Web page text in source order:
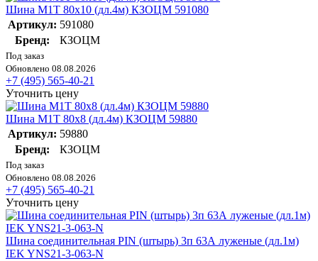
Шина М1Т 80х10 (дл.4м) КЗОЦМ 591080
Артикул: 591080
Бренд:
КЗОЦМ
Под заказ
Обновлено 08.08.2026
+7 (495) 565-40-21
Уточнить цену
Шина М1Т 80х8 (дл.4м) КЗОЦМ 59880
Артикул: 59880
Бренд:
КЗОЦМ
Под заказ
Обновлено 08.08.2026
+7 (495) 565-40-21
Уточнить цену
Шина соединительная PIN (штырь) 3п 63А луженые (дл.1м)
IEK YNS21-3-063-N